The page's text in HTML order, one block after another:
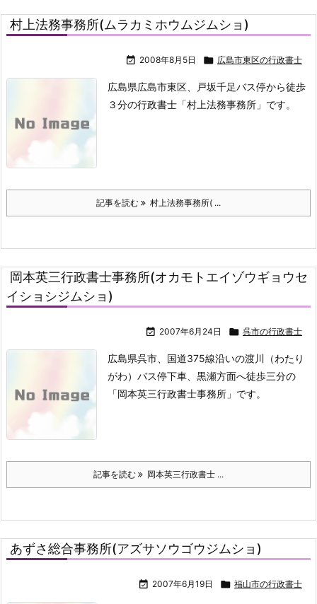
村上法務事務所(ムラカミホウムジムショ)
 2008年8月5日  広島市東区の行政書士
広島県広島市東区、戸坂千足バス停から徒歩
３分の行政書士「村上法務事務所」です。
記事を読む 村上法務事務所( ...
岡本英三行政書士事務所(オカモトエイゾウギョウセ
イショシジムショ)
 2007年6月24日  呉市の行政書士
広島県呉市、国道375線沿いの渡川（わたり
がわ）バス停下車、黒瀬方面へ徒歩三分の
「岡本英三行政書士事務所」です。
記事を読む 岡本英三行政書士 ...
あずさ総合事務所(アズサソウゴウジムショ)
 2007年6月19日  福山市の行政書士